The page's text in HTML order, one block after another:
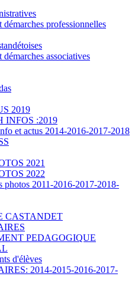
professionnelles
associatives
2019
INFOS :2019
et actus 2014-2016-2017-2018
2021
2022
photos 2011-2016-2017-2018-
CASTANDET
PEDAGOGIQUE
d'élèves
2014-2015-2016-2017-